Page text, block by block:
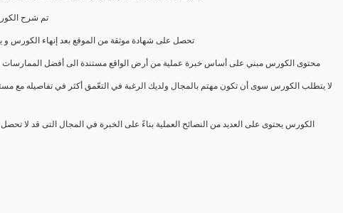
تم شرح
تحصل على شهادة موثقة من الموقع بعد إنهاء الكورس
محتوى الكورس مبني على أساس خبرة عملية من أرض الواقع مستندة الى أفضل الممارسات
لا يتطلب الكورس سوى أن تكون مهتم بالمجال ولديك الرغبة في التعّمق أكثر في تفاصيله مع
الكورس يحتوى على العديد من النصائح العملية بناءً على الخبرة في المجال التى قد لا